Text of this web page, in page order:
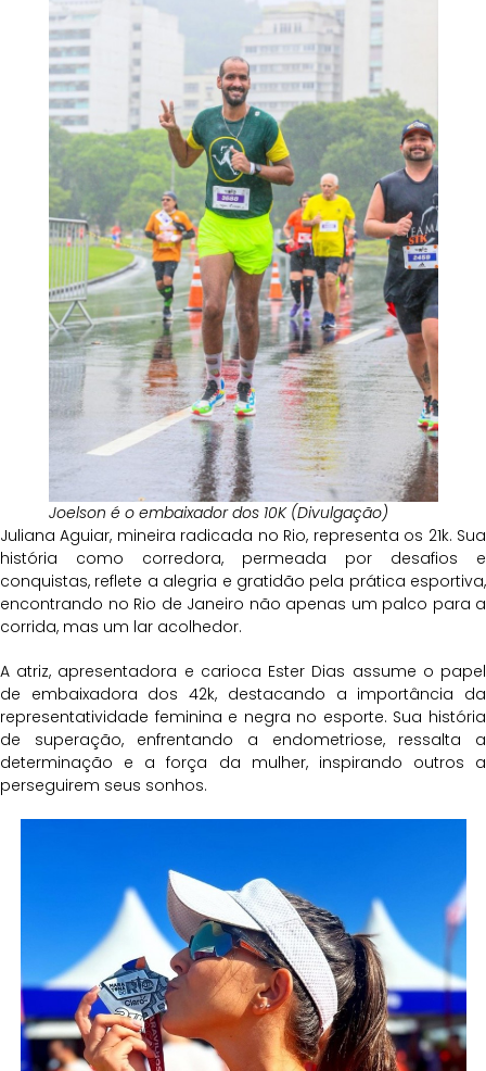
Joelson é o embaixador dos 10K (Divulgação)
Juliana Aguiar, mineira radicada no Rio, representa os 21k. Sua
história como corredora, permeada por desafios e
conquistas, reflete a alegria e gratidão pela prática esportiva,
encontrando no Rio de Janeiro não apenas um palco para a
corrida, mas um lar acolhedor.
A atriz, apresentadora e carioca Ester Dias assume o papel
de embaixadora dos 42k, destacando a importância da
representatividade feminina e negra no esporte. Sua história
de superação, enfrentando a endometriose, ressalta a
determinação e a força da mulher, inspirando outros a
perseguirem seus sonhos.